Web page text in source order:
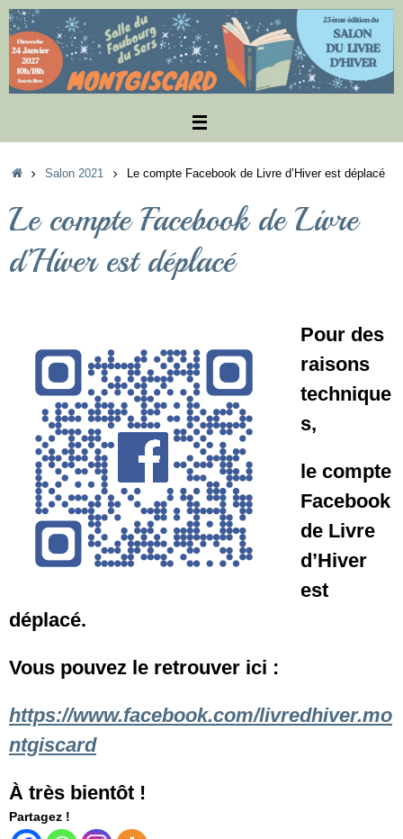
Passer
au
contenu
Accueil
Salon 2021 Le compte Facebook de Livre d’Hiver est déplacé
Le compte Facebook de Livre
d’Hiver est déplacé
Pour des
raisons
technique
s,
le compte
Facebook
de Livre
d’Hiver
est
déplacé.
Vous pouvez le retrouver ici :
https://www.facebook.com/livredhiver.mo
ntgiscard
À très bientôt !
Partagez !